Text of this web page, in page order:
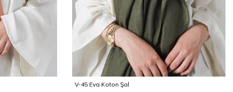
V-45 Eva Koton Şal